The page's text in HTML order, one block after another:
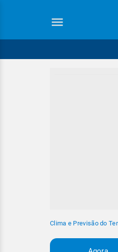
Clima e Previsão do